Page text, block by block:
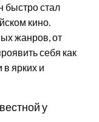
быстро стал
кино.
жанров, от
себя как
в ярких и
у